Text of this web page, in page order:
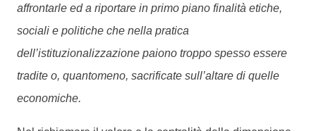
affrontarle ed a riportare in primo piano finalità etiche,
sociali e politiche che nella pratica
dell’istituzionalizzazione paiono troppo spesso essere
tradite o, quantomeno, sacrificate sull’altare di quelle
economiche.